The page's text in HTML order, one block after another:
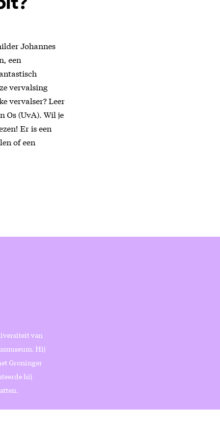
Johannes
een
vervalsing
vervalser? Leer
Os (UvA). Wil je
Er is een
of een
van
Hij
Groninger
hij